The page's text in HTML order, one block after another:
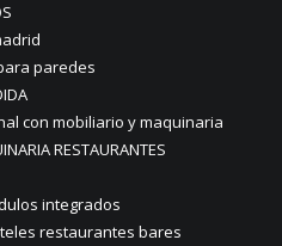
paredes
con mobiliario y maquinaria
RESTAURANTES
integrados
restaurantes bares